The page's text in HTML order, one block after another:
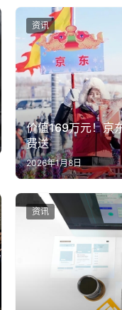
价值169万元！京
费送
2026年1月8日
资讯
资讯